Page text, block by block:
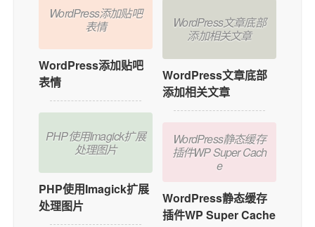
WordPress添加贴吧
表情
WordPress添加贴吧
表情
PHP使用Imagick扩展
处理图片
PHP使用Imagick扩展
处理图片
WordPress文章底部
添加相关文章
WordPress文章底部
添加相关文章
WordPress静态缓存
插件WP Super Cach
e
WordPress静态缓存
插件WP Super Cache